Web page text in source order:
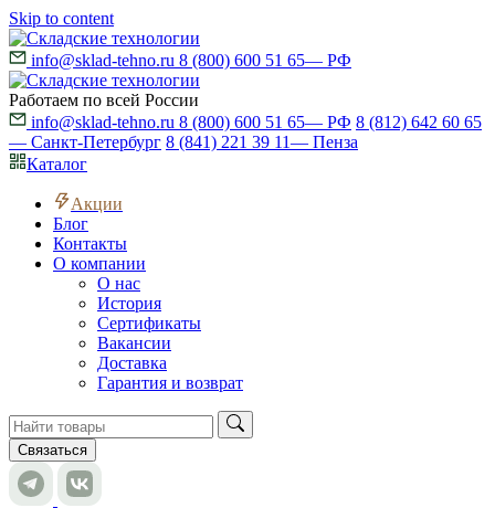
Skip to content
info@sklad-tehno.ru 8 (800) 600 51 65— РФ
Работаем по всей России
info@sklad-tehno.ru 8 (800) 600 51 65— РФ 8 (812) 642 60 65
— Санкт-Петербург 8 (841) 221 39 11— Пенза
Каталог
Акции
Блог
Контакты
О компании
О нас
История
Сертификаты
Вакансии
Доставка
Гарантия и возврат
Связаться